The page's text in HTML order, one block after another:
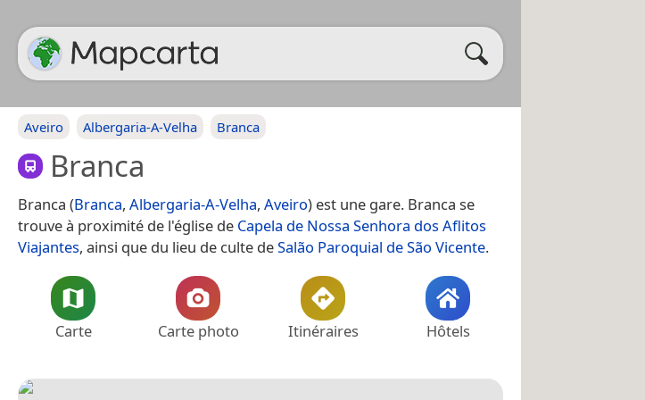
Aveiro Albergaria-A-Velha Branca
Branca
Branca (Branca, Albergaria-A-Velha, Aveiro) est une gare. Branca se
trouve à proximité de l'église de Capela de Nossa Senhora dos Aflitos
Viajantes, ainsi que du lieu de culte deSalão Paroquial de São Vicente.
Carte Carte photo Itinéraires Hôtels